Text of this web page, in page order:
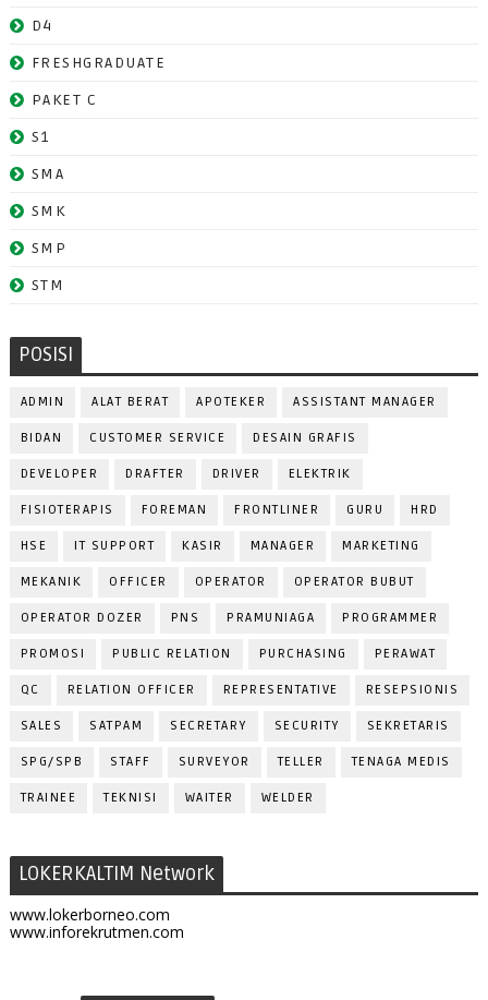
D4
FRESHGRADUATE
PAKET C
S1
SMA
SMK
SMP
STM
POSISI
ADMIN ALAT BERAT APOTEKER ASSISTANT MANAGER
BIDAN CUSTOMER SERVICE DESAIN GRAFIS
DEVELOPER DRAFTER DRIVER ELEKTRIK
FISIOTERAPIS FOREMAN FRONTLINER GURU HRD
HSE IT SUPPORT KASIR MANAGER MARKETING
MEKANIK OFFICER OPERATOR OPERATOR BUBUT
OPERATOR DOZER PNS PRAMUNIAGA PROGRAMMER
PROMOSI PUBLIC RELATION PURCHASING PERAWAT
QC RELATION OFFICER REPRESENTATIVE RESEPSIONIS
SALES SATPAM SECRETARY SECURITY SEKRETARIS
SPG/SPB STAFF SURVEYOR TELLER TENAGA MEDIS
TRAINEE TEKNISI WAITER WELDER
LOKERKALTIM Network
www.lokerborneo.com
www.inforekrutmen.com